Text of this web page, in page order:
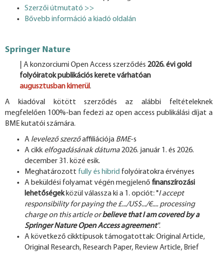
Szerzői útmutató >>
Bővebb információ a kiadó oldalán
Springer Nature
| A konzorciumi Open Access szerződés 2026. évi gold
folyóiratok publikációs keretevárhatóan
augusztusban kimerül.
A kiadóval kötött szerződés az alábbi feltételeknek
megfelelően 100%-ban fedezi az open access publikálási díjat a
BME kutatói számára.
A levelező szerzőaffiliációja BME-s
A cikk elfogadásának dátuma 2026. január 1. és 2026.
december 31. közé esik.
Meghatározott fullyés hibrid folyóiratokra érvényes
A beküldési folyamat végén megjelenő finanszírozási
lehetőségekközül válassza ki a 1. opciót: "I accept
responsibility for paying the£.../US$.../€.... processing
charge on this article orbelieve that I am covered by a
Springer Nature Open Access agreement".
A következő cikktípusok támogatottak: Original Article,
Original Research, Research Paper, Review Article, Brief